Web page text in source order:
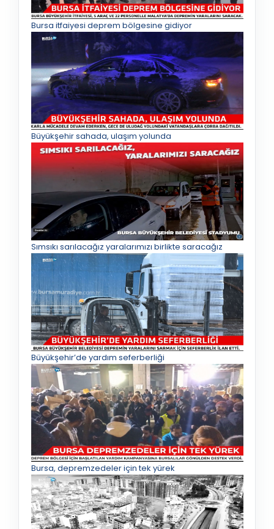
Bursa itfaiyesi deprem bölgesine gidiyor
Büyükşehir sahada, ulaşım yolunda
Sımsıkı sarılacağız yaralarımızı birlikte saracağız
Büyükşehir’de yardım seferberliği
Bursa, depremzedeler için tek yürek